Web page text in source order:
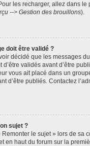
les recharger, allez dans le
--> Gestion des brouillons).
doit être validé ?
décidé que les messages
validés avant d’être
vous ait placé dans un
d’être publiés. Contactez
sujet ?
le sujet » lors de sa
en haut du forum sur la